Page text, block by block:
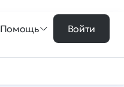
Помощь Войти